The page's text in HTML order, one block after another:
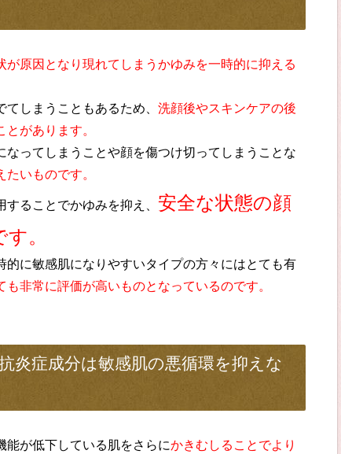
原因となり現れてしまうかゆみを一時的に抑える
しまうこともあるため、 洗顔後やスキンケアの後
があります。
ってしまうことや顔を傷つけ切ってしまうことな
いものです。
ることでかゆみを抑え、 安全な状態の顔
。
に敏感肌になりやすいタイプの方々にはとても有
も非常に評価が高いものとなっているのです。
炎症成分は敏感肌の悪循環を抑えな
能が低下している肌をさらにかきむしることでより